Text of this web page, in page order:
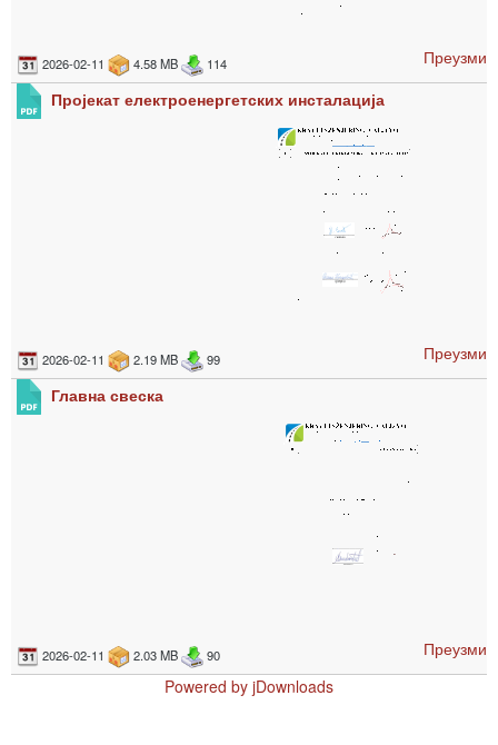
2026-02-11 4.58 MB 114
Преузми
Пројекат електроенергетских инсталација
2026-02-11 2.19 MB 99
Преузми
Главна свеска
2026-02-11 2.03 MB 90
Преузми
Powered by jDownloads